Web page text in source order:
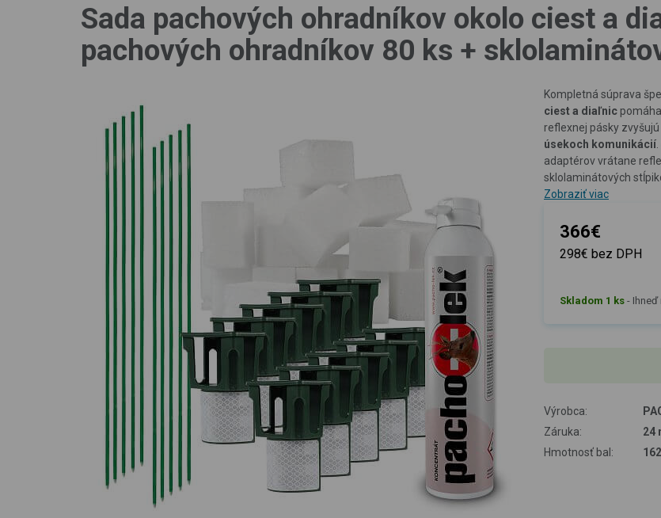
Sada pachových ohradníkov okolo ciest a
pachových ohradníkov 80 ks +
Kompletná súprava
ciest a diaľnic
reflexnej pásky
úsekoch komunikácií
adaptérov vrátane
sklolaminátových
Zobraziť viac
366€
298€ bez DPH
Skladom 1 ks - Ihneď
Výrobca:
Záruka:
24
Hmotnosť bal: